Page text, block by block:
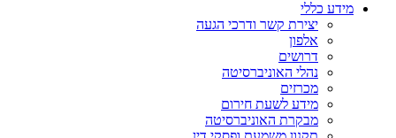
מידע כללי
יצירת קשר ודרכי הגעה
אלפון
דרושים
נהלי האוניברסיטה
מכרזים
מידע לשעת חירום
מבקרת האוניברסיטה